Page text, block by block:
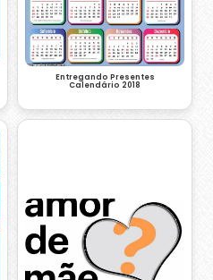
Entregando Presentes
Calendário 2018